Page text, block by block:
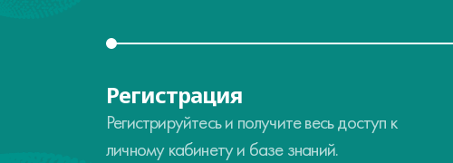
Регистрация
Регистрируйтесь и получите весь доступ к
личному кабинету и базе знаний.